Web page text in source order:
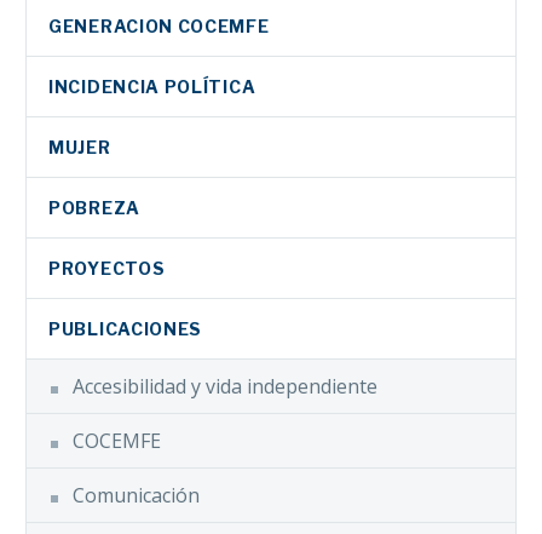
GENERACION COCEMFE
INCIDENCIA POLÍTICA
MUJER
POBREZA
PROYECTOS
PUBLICACIONES
Accesibilidad y vida independiente
COCEMFE
Comunicación